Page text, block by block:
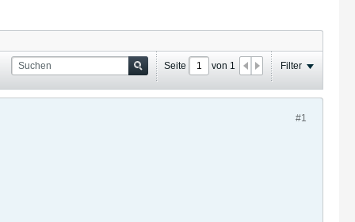
Seite von 1 Filter
#1